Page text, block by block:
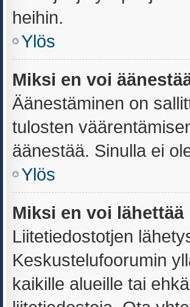
heihin.
Ylös
Miksi en voi
Äänestäminen on
tulosten
äänestää. Sinulla ei
Ylös
Miksi en voi
Liitetiedostotjen
Keskustelufoorumin
kaikille alueille tai